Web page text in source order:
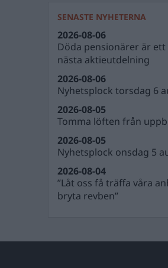
SENASTE NYHETERNA
Döda pensionärer är
nästa aktieutdelning
2026-08-06
Nyhetsplock torsdag 6
2026-08-06
Tomma löften från
2026-08-05
Nyhetsplock onsdag 5
2026-08-05
”Låt oss få träffa våra
bryta revben”
2026-08-04